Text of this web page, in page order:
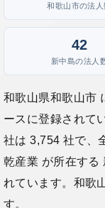
和歌山市の法人
42
新中島の法人
和歌山県和歌山市
ースに登録されて
社は 3,754 社で、
乾産業 が所在する
れています。和歌
す。